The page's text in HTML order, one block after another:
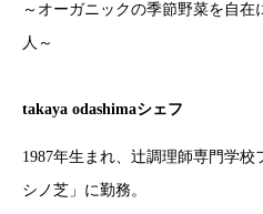
～オーガニックの季節野菜を自
人～
takaya odashimaシェフ
1987年生まれ、辻調理師専門学
シノ芝」に勤務。